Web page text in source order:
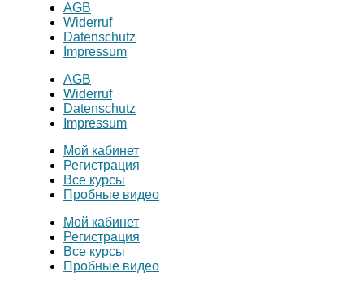
AGB
Widerruf
Datenschutz
Impressum
AGB
Widerruf
Datenschutz
Impressum
Мой кабинет
Регистрация
Все курсы
Пробные видео
Мой кабинет
Регистрация
Все курсы
Пробные видео